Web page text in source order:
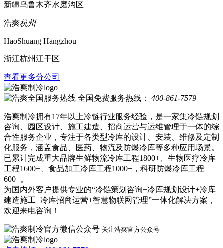
新疆乌鲁木齐水磨沟区
浩爽杭州
HaoShuang Hangzhou
浙江杭州江干区
查看更多分公司
全国免费服务热线： 400-861-7579
浩爽制冷拥有17年以上冷链行业服务经验，是一家集冷链规划
咨询、园区设计、施工建造、招商运营与运维管理于一体的综
合性服务企业，专注于各类型冷库的设计、安装、维修及定制
化服务，涵盖食品、医药、物流及防爆冷库等多种应用场景。
已累计完成重大品牌生鲜物流冷库工程1800+、生物医疗冷库
工程1600+、食品加工冷库工程1000+，科研防爆冷库工程
600+。
为国内外客户提供专业的“冷链策划咨询+冷库规划设计+冷库
建造施工+冷库招商运营+智慧物联网管理”一体化解决方案，
欢迎来电咨询！
关注浩爽官方公众号